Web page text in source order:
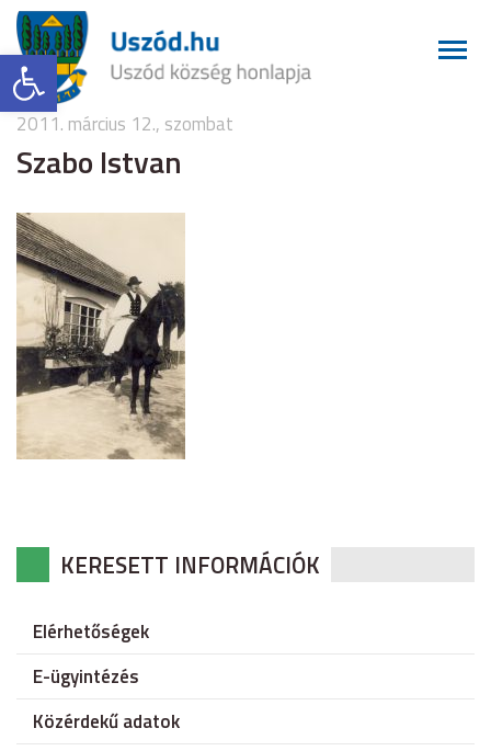
Eszköztár megnyitása
2011. március 12., szombat
Szabo Istvan
KERESETT INFORMÁCIÓK
Elérhetőségek
E-ügyintézés
Közérdekű adatok